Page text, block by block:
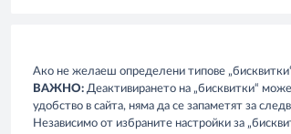
Ако не желаеш определени типове
ВАЖНО: Деактивирането на „бисквитки“
удобство в сайта, няма да се запаметят за
Независимо от избраните настройки за